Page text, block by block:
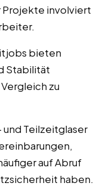
Projekte involviert
bieten
Stabilität
zu
Teilzeitglaser
auf Abruf
haben.